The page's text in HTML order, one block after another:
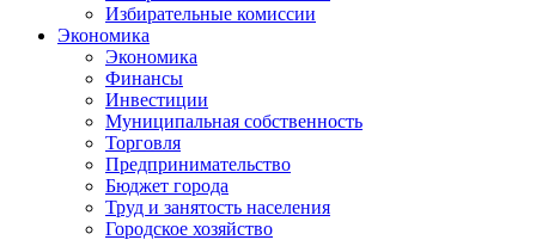
Избирательные комиссии
Экономика
Экономика
Финансы
Инвестиции
Муниципальная собственность
Торговля
Предпринимательство
Бюджет города
Труд и занятость населения
Городское хозяйство